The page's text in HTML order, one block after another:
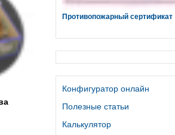
Противопожарный сертификат
Конфигуратор онлайн
Полезные статьи
Калькулятор